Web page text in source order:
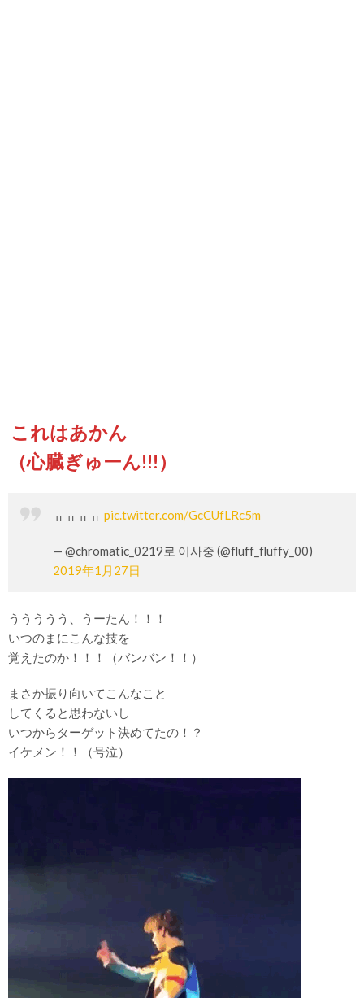
これはあかん
（心臓ぎゅーん!!!）
ㅠㅠㅠㅠ pic.twitter.com/GcCUfLRc5m
— @chromatic_0219로 이사중 (@fluff_fluffy_00)
2019年1月27日
ううううう、うーたん！！！
いつのまにこんな技を
覚えたのか！！！（バンバン！！）
まさか振り向いてこんなこと
してくると思わないし
いつからターゲット決めてたの！？
イケメン！！（号泣）